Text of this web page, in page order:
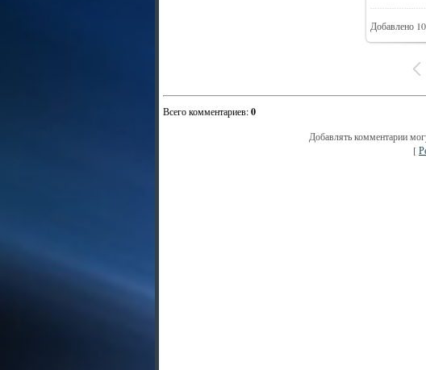
Добавлено
Всего комментариев:0
Добавлять комментарии
[